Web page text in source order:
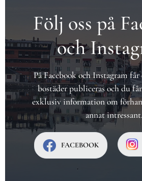
Följ oss på
och
På Facebook och Instagram
bostäder publiceras och du
exklusiv information om
annat intressant.
FACEBOOK